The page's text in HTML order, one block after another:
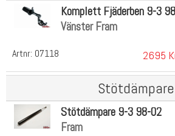
Artnr: 07118
Komplett Fjäderben 9-3
Vänster Fram
2695
Stötdämpare
Stötdämpare 9-3 98-02
Fram